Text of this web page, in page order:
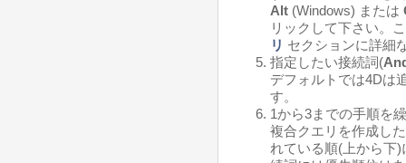
Alt (Windows) または
リックして下さい。
リ セクションに詳細
指定したい接続詞(
デフォルトでは4Dは
す。
1から3までの手順を
複合クエリを作成し
れている順(上から下